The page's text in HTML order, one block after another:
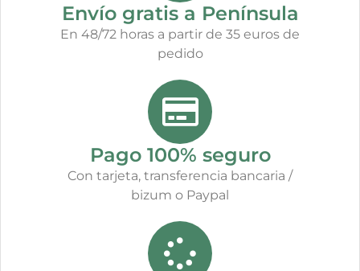
Envío gratis a Península
En 48/72 horas a partir de 35 euros de
pedido
Pago 100% seguro
Con tarjeta, transferencia bancaria /
bizum o Paypal